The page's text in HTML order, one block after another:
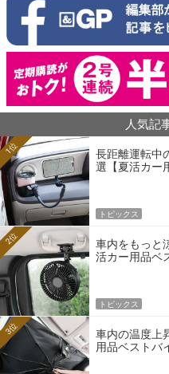
人気記
長距離運転中
選【夏活カー
1位
トピックス
車内をもっと
活カー用品ベ
2位
トピックス
車内の温度上
用品ベストバ
3位